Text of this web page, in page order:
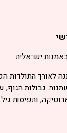
ישראלית.
לאורך התולדות
גבולות
ותפיסות